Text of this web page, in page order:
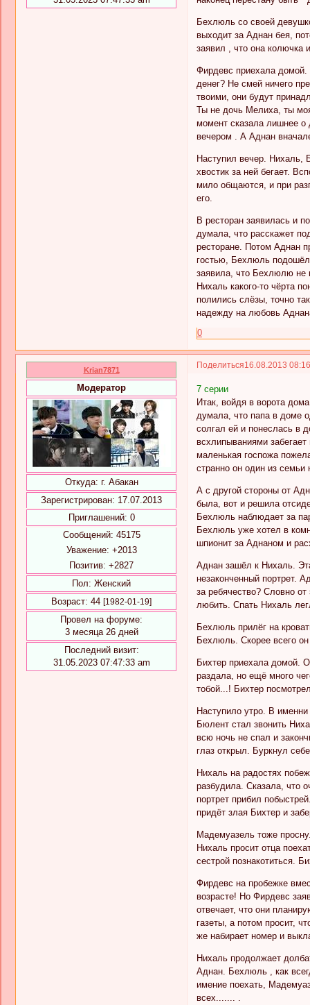
Бехлюль со своей
выходит за Аднан бея,
заявил , что она колючка
Фирдевс приехала домой.
денег? Не смей ничего
твоими, они будут
Ты не дочь Мелиха, ты
момент сказала лишнее о
вечером . А Аднан
Наступил вечер. Нихаль,
хвостик за ней бегает.
мило общаются, и при
его.
В ресторан заявилась и
думала, что расскажет
ресторане. Потом Аднан
гостью, Бехлюль подошёл
заявила, что Бехлюлю не
Нихаль какого-то чёрта
полились слёзы, точно
надежду на любовь
0
Поделиться16.08.2013
Krian7871
Модератор
Откуда: г. Абакан
Зарегистрирован: 17.07.2013
Приглашений: 0
Сообщений: 45175
Уважение: +2013
Позитив: +2827
Пол: Женский
Возраст: 44 [1982-01-19]
Провел на форуме:
3 месяца 26 дней
Последний визит:
31.05.2023 07:47:33 am
7 серии
Итак, войдя в ворота
думала, что папа в доме
солгал ей и понеслась в
всхлипываниями
маленькая госпожа
странно он один из
А с другой стороны от
была, вот и решила
Бехлюль наблюдает за
Бехлюль уже хотел в
шпионит за Аднаном и
Аднан зашёл к Нихаль.
незаконченный портрет.
за ребячество? Словно
любить. Спать Нихаль
Бехлюль прилёг на
Бехлюль. Скорее всего
Бихтер приехала домой.
раздала, но ещё много
тобой...! Бихтер
Наступило утро. В
Бюлент стал звонить
всю ночь не спал и
глаз открыл. Буркнул
Нихаль на радостях
разбудила. Сказала, что
портрет прибил
придёт злая Бихтер и
Мадемуазель тоже
Нихаль просит отца
сестрой познакотиться.
Фирдевс на пробежке
возрасте! Но Фирдевс
отвечает, что они
газеты, а потом просит,
же набирает номер и
Нихаль продолжает
Аднан. Бехлюль , как
имение поехать,
всех....... .